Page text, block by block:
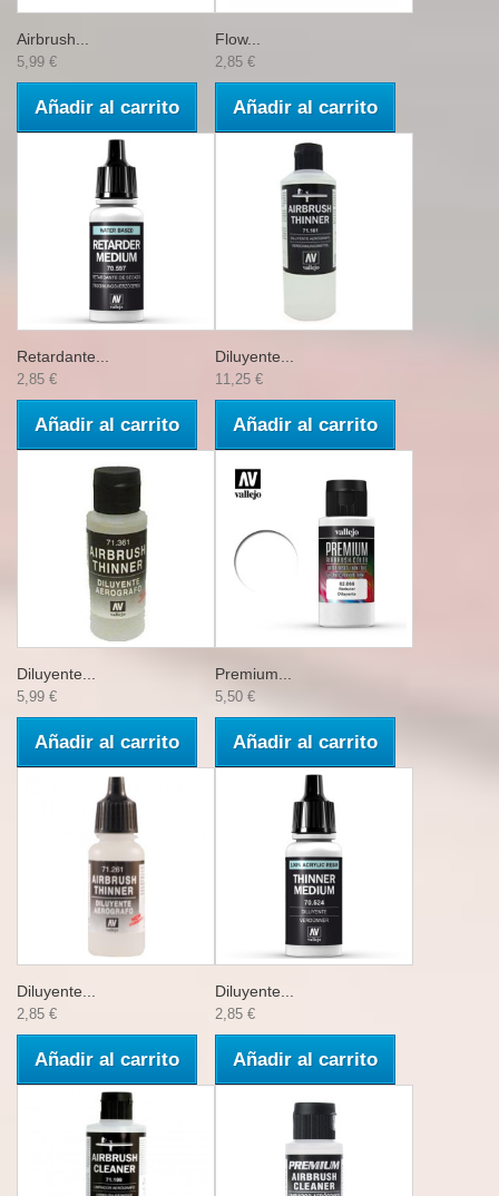
Airbrush...
5,99 €
Añadir al carrito
Flow...
2,85 €
Añadir al carrito
Retardante...
2,85 €
Añadir al carrito
Diluyente...
11,25 €
Añadir al carrito
Diluyente...
5,99 €
Añadir al carrito
Premium...
5,50 €
Añadir al carrito
Diluyente...
2,85 €
Añadir al carrito
Diluyente...
2,85 €
Añadir al carrito